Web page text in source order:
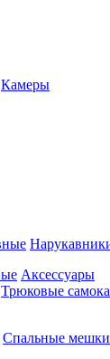
Камеры
Аксессуары
Трюковые
Спальные мешки